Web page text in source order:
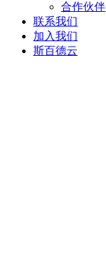
合作伙伴
联系我们
加入我们
斯百德云